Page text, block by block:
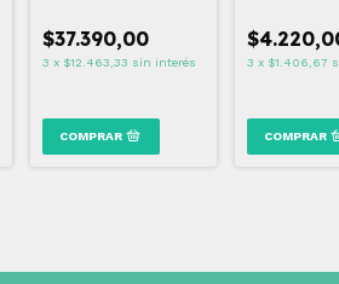
$37.390,00
3 x $12.463,33 sin interés 3 x $1.406,67